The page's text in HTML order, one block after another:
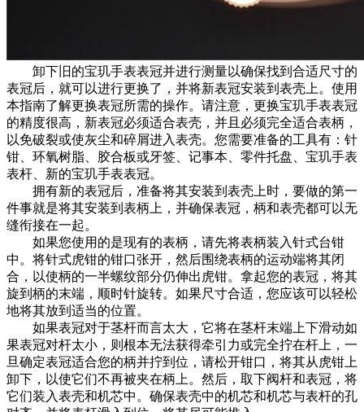
卸下旧的宝玑手表表冠并进行测量以确保找到合适尺寸的
表冠后，就可以进行更换了，并将新表冠安装到表壳上。使用
本指南了解更换表冠所需的操作。请注意，更换宝玑手表表冠
的精度很高，新表冠必须适合表壳，并且必须完全适合表柄，
以免破裂或使灰尘和碎屑进入表壳。您需要准备的工具有：针
钳、环氧树脂、胶合板或牙签、记事本、零件托盘、宝玑手表
表杆、新的宝玑手表表冠。
拥有新的表冠后，准备将其安装到表壳上时，要做的第一
件事就是将其安装到表柄上，并确保表冠，柄和表壳都可以无
缝衔接在一起。
如果您使用的是现有的表柄，请先将表柄装入针式台钳
中。将针式虎钳的钳口张开，然后围绕表柄的运动端将其闭
合，以使柄的一半螺纹部分仍伸出虎钳。拿起您的表冠，将其
旋到柄的末端，顺时针旋转。如果尺寸合适，您应该可以轻松
地将其放到适当的位置。
如果表冠对于茎杆而言太大，它将在茎杆末端上下滑动如
果表冠对杆太小，则根本无法获得牵引力或完全拧在杆上，一
旦确定表冠适合您的柄并拧到位，请松开钳口，将其从虎钳上
卸下，以使它们不再被夹在柄上。然后，取下阀杆和表冠，将
它们装入表壳和机芯中。确保表壳中的机芯和机芯与表杆的孔